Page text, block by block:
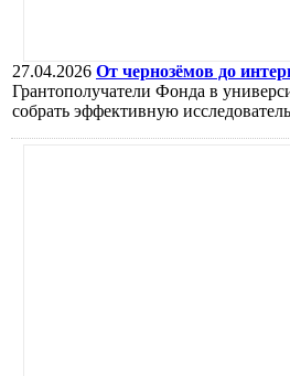
27.04.2026 От чернозёмов до
Грантополучатели Фонда в
собрать эффективную